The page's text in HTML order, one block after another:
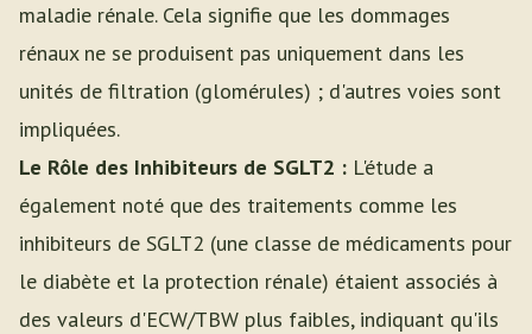
maladie rénale. Cela signifie que les dommages
rénaux ne se produisent pas uniquement dans les
unités de filtration (glomérules) ; d'autres voies sont
impliquées.
Le Rôle des Inhibiteurs de SGLT2 : L'étude a
également noté que des traitements comme les
inhibiteurs de SGLT2 (une classe de médicaments pour
le diabète et la protection rénale) étaient associés à
des valeurs d'ECW/TBW plus faibles, indiquant qu'ils